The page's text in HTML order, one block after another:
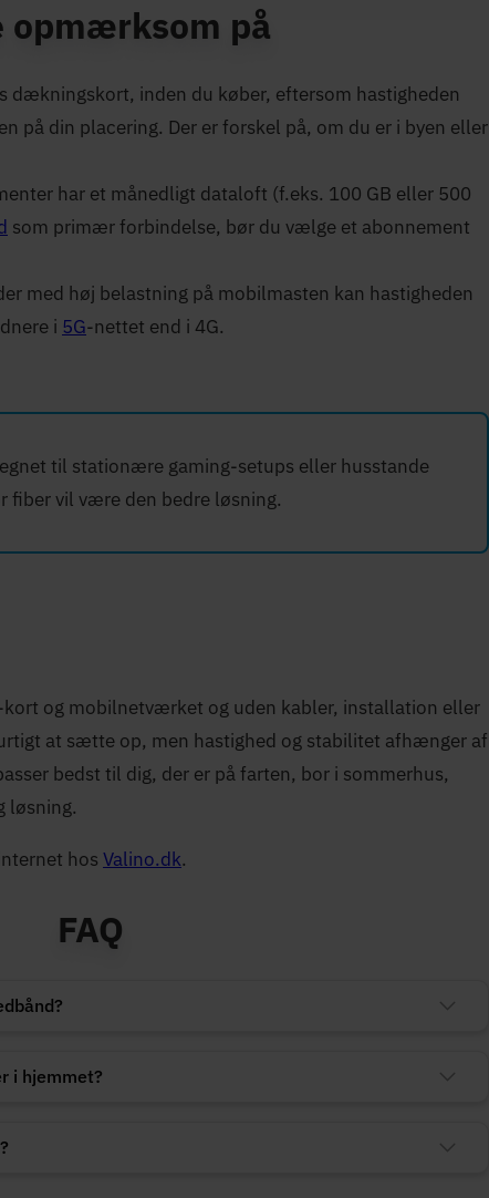
opmærksom på
dækningskort, inden du køber, eftersom hastigheden
på din placering. Der er forskel på, om du er i byen eller
har et månedligt dataloft (f.eks. 100 GB eller 500
som primær forbindelse, bør du vælge et abonnement
med høj belastning på mobilmasten kan hastigheden
i 5G-nettet end i 4G.
til stationære gaming-setups eller husstande
fiber vil være den bedre løsning.
og mobilnetværket og uden kabler, installation eller
at sætte op, men hastighed og stabilitet afhænger af
bedst til dig, der er på farten, bor i sommerhus,
løsning.
hos Valino.dk.
FAQ
i hjemmet?